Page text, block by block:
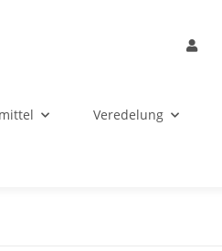
Veredelung